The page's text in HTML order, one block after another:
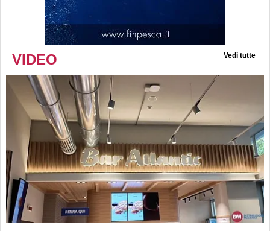
VIDEO Vedi tutte